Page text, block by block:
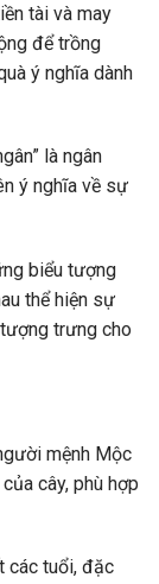
tài và may
để trồng
ý nghĩa dành
là ngân
ý nghĩa về sự
biểu tượng
thể hiện sự
trưng cho
mệnh Mộc
cây, phù hợp
các tuổi, đặc